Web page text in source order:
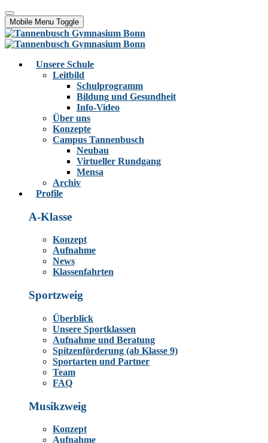
Mobile Menu Toggle
Unsere Schule
Leitbild
Schulprogramm
Bildung und Gesundheit
Info-Video
Über uns
Konzepte
Campus Tannenbusch
Neubau
Virtueller Rundgang
Mensa
Archiv
Profile
A-Klasse
Konzept
Aufnahme
News
Klassenfahrten
Sportzweig
Überblick
Unsere Sportklassen
Aufnahme und Beratung
Spitzenförderung (ab Klasse 9)
Sportarten und Partner
Team
FAQ
Musikzweig
Konzept
Aufnahme